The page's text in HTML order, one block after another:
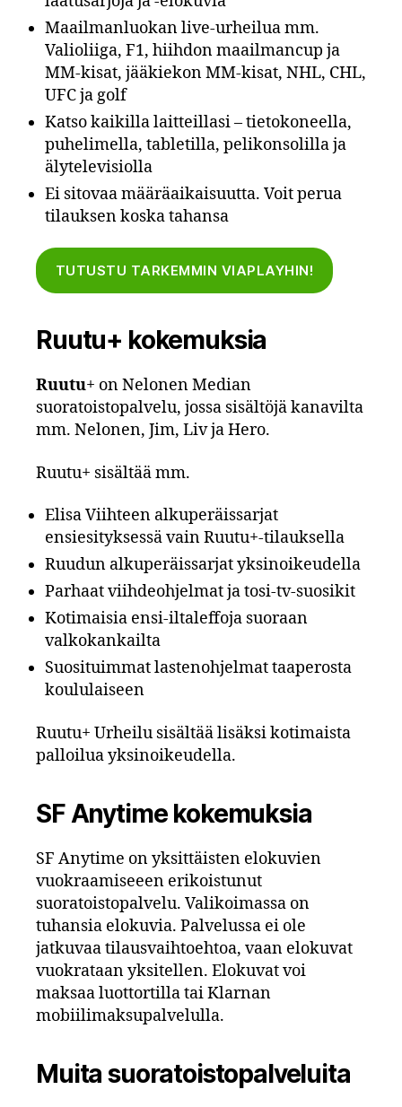
Maailmanluokan live-urheilua mm.
Valioliiga, F1, hiihdon maailmancup ja
MM-kisat, jääkiekon MM-kisat, NHL, CHL,
UFC ja golf
Katso kaikilla laitteillasi – tietokoneella,
puhelimella, tabletilla, pelikonsolilla ja
älytelevisiolla
Ei sitovaa määräaikaisuutta. Voit perua
tilauksen koska tahansa
TUTUSTU TARKEMMIN VIAPLAYHIN!
Ruutu+ kokemuksia
Ruutu+ on Nelonen Median
suoratoistopalvelu, jossa sisältöjä kanavilta
mm. Nelonen, Jim, Liv ja Hero.
Ruutu+ sisältää mm.
Elisa Viihteen alkuperäissarjat
ensiesityksessä vain Ruutu+-tilauksella
Ruudun alkuperäissarjat yksinoikeudella
Parhaat viihdeohjelmat ja tosi-tv-suosikit
Kotimaisia ensi-iltaleffoja suoraan
valkokankailta
Suosituimmat lastenohjelmat taaperosta
koululaiseen
Ruutu+ Urheilu sisältää lisäksi kotimaista
palloilua yksinoikeudella.
SF Anytime kokemuksia
SF Anytime on yksittäisten elokuvien
vuokraamiseeen erikoistunut
suoratoistopalvelu. Valikoimassa on
tuhansia elokuvia. Palvelussa ei ole
jatkuvaa tilausvaihtoehtoa, vaan elokuvat
vuokrataan yksitellen. Elokuvat voi
maksaa luottortilla tai Klarnan
mobiilimaksupalvelulla.
Muita suoratoistopalveluita